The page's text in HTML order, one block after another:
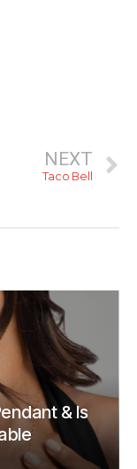
NEXT
Taco Bell
& Is